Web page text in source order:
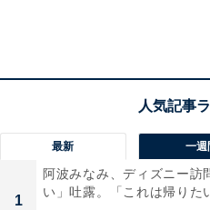
最新 一週
1
阿波みなみ、ディズニー訪
い」吐露。「これは帰りた